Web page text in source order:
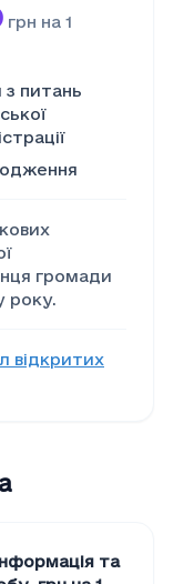
грн на 1
з питань
громади
року.
відкритих
та